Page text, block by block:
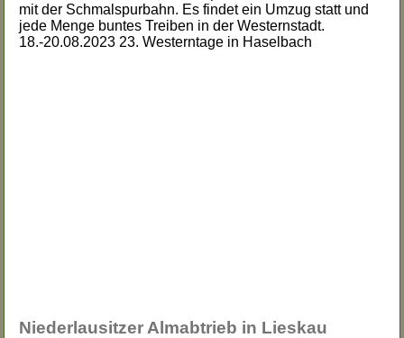
mit der Schmalspurbahn. Es findet ein Umzug statt und
jede Menge buntes Treiben in der Westernstadt.
18.-20.08.2023 23. Westerntage in Haselbach
Niederlausitzer Almabtrieb in Lieskau